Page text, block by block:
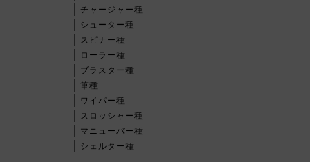
チャージャー種
シューター種
スピナー種
ローラー種
ブラスター種
筆種
ワイパー種
スロッシャー種
マニューバー種
シェルター種